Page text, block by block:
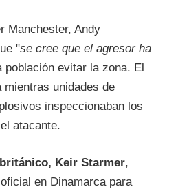
Manchester, Andy
"se cree que el agresor ha
población evitar la zona. El
mientras unidades de
inspeccionaban los
atacante.
Keir Starmer,
en Dinamarca para